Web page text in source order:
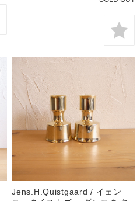
Jens.H.Quistgaard / イェン